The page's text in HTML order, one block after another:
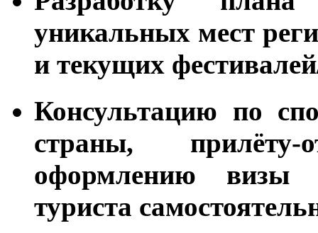
уникальных мест
и текущих
Консультацию по
страны, прилёту-
оформлению визы
туриста